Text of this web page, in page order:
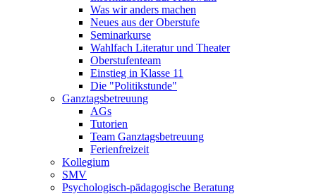
Was wir anders machen
Neues aus der Oberstufe
Seminarkurse
Wahlfach Literatur und Theater
Oberstufenteam
Einstieg in Klasse 11
Die "Politikstunde"
Ganztagsbetreuung
AGs
Tutorien
Team Ganztagsbetreuung
Ferienfreizeit
Kollegium
SMV
Psychologisch-pädagogische Beratung